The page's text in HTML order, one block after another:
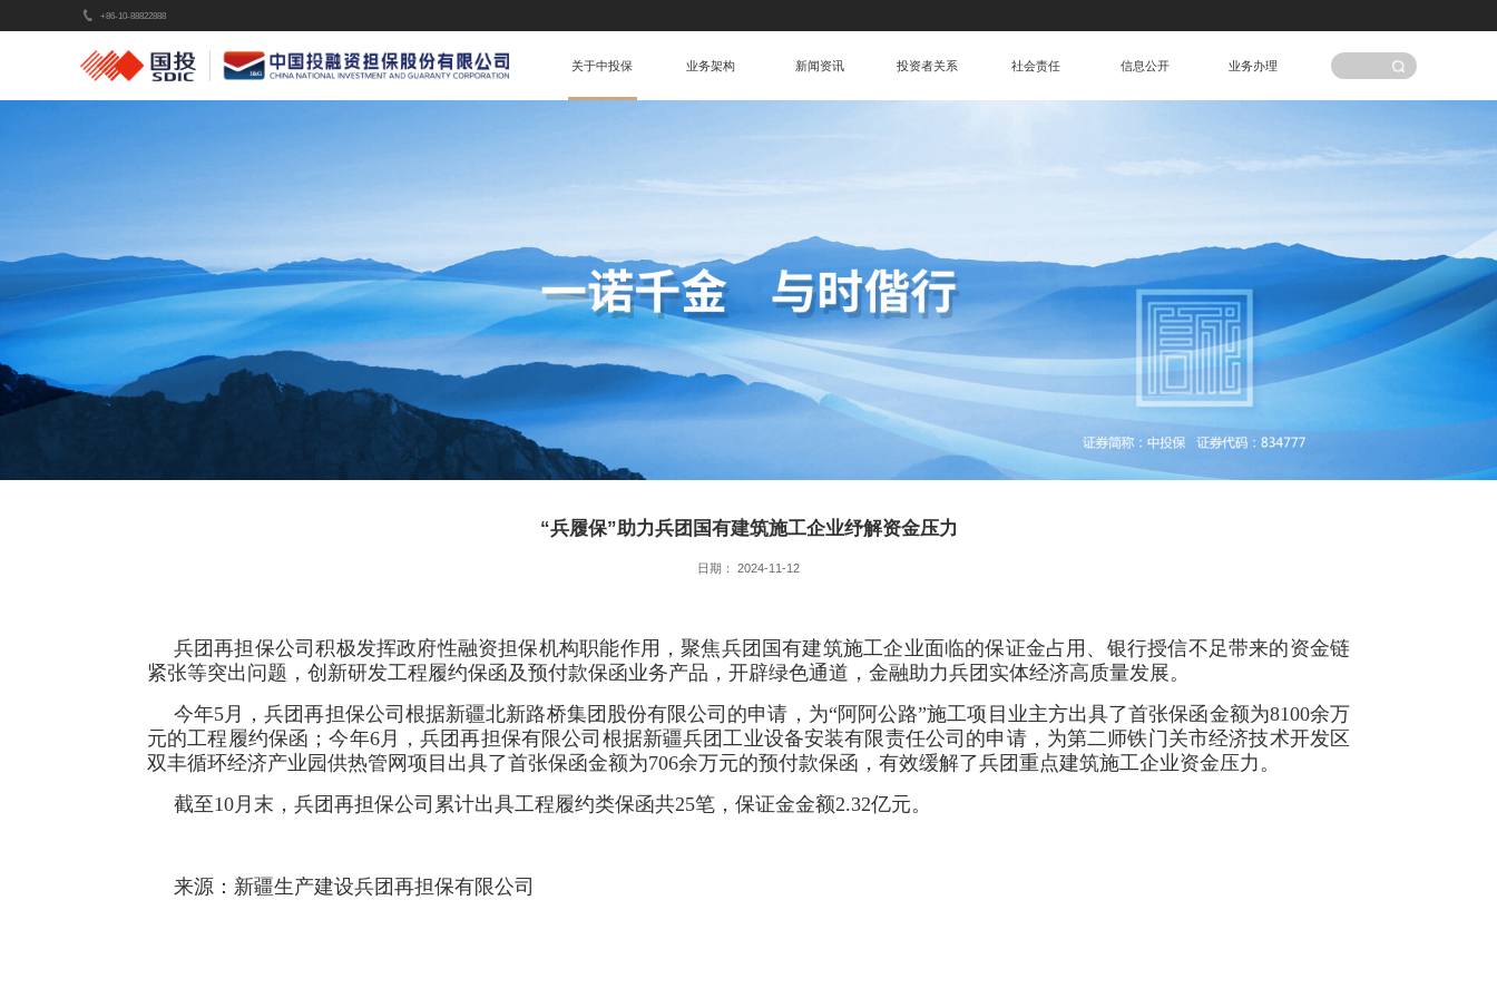
+86-10-88822888
关于中投保 业务架构 新闻资讯 投资者关系 社会责任 信息公开 业务办理
“兵履保”助力兵团国有建筑施工企业纾解资金压力
日期： 2024-11-12
兵团再担保公司积极发挥政府性融资担保机构职能作用，聚焦兵团国有建筑施工企业面临的保证金占用、银行授信不足带来的资金链
紧张等突出问题，创新研发工程履约保函及预付款保函业务产品，开辟绿色通道，金融助力兵团实体经济高质量发展。
今年5月，兵团再担保公司根据新疆北新路桥集团股份有限公司的申请，为“阿阿公路”施工项目业主方出具了首张保函金额为8100余万
元的工程履约保函；今年6月，兵团再担保有限公司根据新疆兵团工业设备安装有限责任公司的申请，为第二师铁门关市经济技术开发区
双丰循环经济产业园供热管网项目出具了首张保函金额为706余万元的预付款保函，有效缓解了兵团重点建筑施工企业资金压力。
截至10月末，兵团再担保公司累计出具工程履约类保函共25笔，保证金金额2.32亿元。
来源：新疆生产建设兵团再担保有限公司